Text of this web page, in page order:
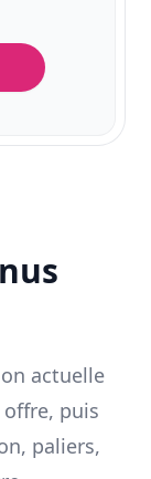
actuelle
puis
paliers,